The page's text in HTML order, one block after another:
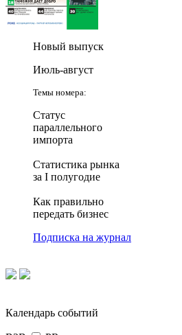
Новый выпуск
Июль-август
Темы номера:
Статус
параллельного
импорта
Статистика рынка
за I полугодие
Как правильно
передать бизнес
Подписка на журнал
Календарь событий